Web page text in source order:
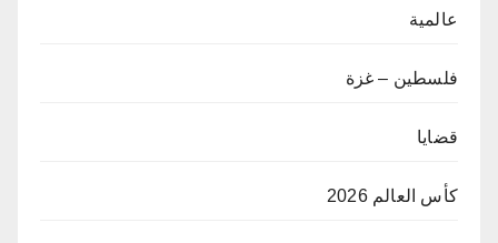
عالمية
فلسطين – غزة
قضايا
كأس العالم 2026